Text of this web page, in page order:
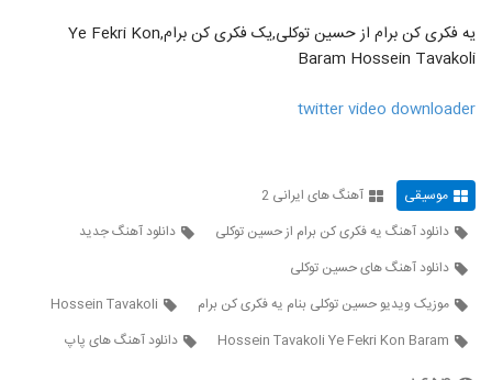
45
46
47
آهنگ مهدی غریب بنام حالا حالا
۹۴۰ بازدید
دانلود آهنگ وصال امیری تقدیر
یه فکری کن برام از حسین توکلی,یک فکری کن برام,Ye Fekri Kon
Baram Hossein Tavakoli
twitter video downloader
موسیقی
آهنگ های ایرانی 2
دانلود آهنگ یه فکری کن برام از حسین توکلی
دانلود آهنگ جدید
دانلود آهنگ های حسین توکلی
موزیک ویدیو حسین توکلی بنام یه فکری کن برام
Hossein Tavakoli
Hossein Tavakoli Ye Fekri Kon Baram
دانلود آهنگ های پاپ